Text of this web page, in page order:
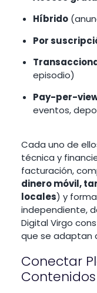
Híbrido
Por
episodio)
Pay-per-
eventos,
Cada uno de
técnica y
facturación,
dinero móvil,
locales) y
independiente,
Digital Virgo
que se adaptan
Conectar
Contenidos